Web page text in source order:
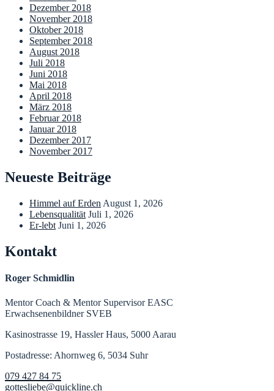
Dezember 2018
November 2018
Oktober 2018
September 2018
August 2018
Juli 2018
Juni 2018
Mai 2018
April 2018
März 2018
Februar 2018
Januar 2018
Dezember 2017
November 2017
Neueste Beiträge
Himmel auf Erden August 1, 2026
Lebensqualität Juli 1, 2026
Er-lebt Juni 1, 2026
Kontakt
Roger Schmidlin
Mentor Coach & Mentor Supervisor EASC
Erwachsenenbildner SVEB
Kasinostrasse 19, Hassler Haus, 5000 Aarau
Postadresse: Ahornweg 6, 5034 Suhr
079 427 84 75
gottesliebe@quickline.ch